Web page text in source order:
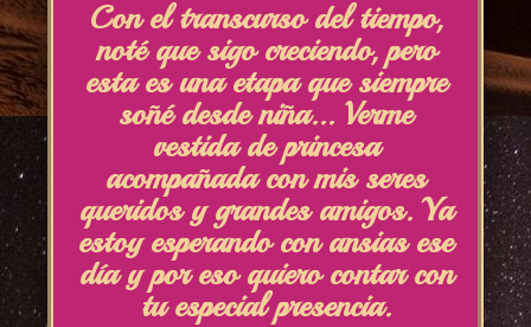
Con el transcurso del tiempo,
noté que sigo creciendo, pero
esta es una etapa que siempre
soñé desde niña... Verme
vestida de princesa
acompañada con mis seres
queridos y grandes amigos. Ya
estoy esperando con ansias ese
día y por eso quiero contar con
tu especial presencia.